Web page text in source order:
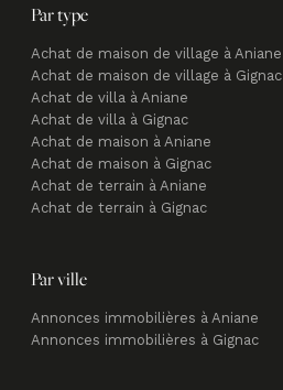
Par type
Achat de maison de village à Aniane
Achat de maison de village à Gignac
Achat de villa à Aniane
Achat de villa à Gignac
Achat de maison à Aniane
Achat de maison à Gignac
Achat de terrain à Aniane
Achat de terrain à Gignac
Par ville
Annonces immobilières à Aniane
Annonces immobilières à Gignac